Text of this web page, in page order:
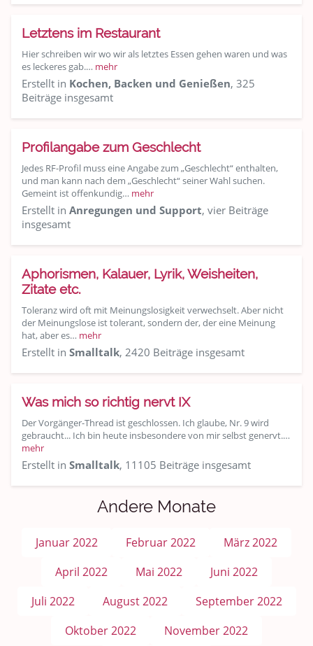
Letztens im Restaurant
Hier schreiben wir wo wir als letztes Essen gehen waren und was
es leckeres gab.… mehr
Erstellt in Kochen, Backen und Genießen, 325
Beiträge insgesamt
Profilangabe zum Geschlecht
Jedes RF-Profil muss eine Angabe zum „Geschlecht“ enthalten,
und man kann nach dem „Geschlecht“ seiner Wahl suchen.
Gemeint ist offenkundig… mehr
Erstellt in Anregungen und Support, vier Beiträge
insgesamt
Aphorismen, Kalauer, Lyrik, Weisheiten,
Zitate etc.
Toleranz wird oft mit Meinungslosigkeit verwechselt. Aber nicht
der Meinungslose ist tolerant, sondern der, der eine Meinung
hat, aber es… mehr
Erstellt in Smalltalk, 2420 Beiträge insgesamt
Was mich so richtig nervt IX
Der Vorgänger-Thread ist geschlossen. Ich glaube, Nr. 9 wird
gebraucht... Ich bin heute insbesondere von mir selbst genervt.…
mehr
Erstellt in Smalltalk, 11105 Beiträge insgesamt
Andere Monate
Januar 2022 Februar 2022
März 2022
April 2022
Mai 2022
Juni 2022
Juli 2022
August 2022
September 2022
Oktober 2022
November 2022